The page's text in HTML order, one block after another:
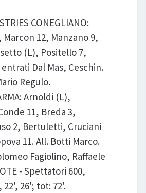
CONEGLIANO:
Marcon 12, Manzano 9,
(L), Positello 7,
Dal Mas, Ceschin.
Regulo.
Arnoldi (L),
11, Breda 3,
2, Bertuletti, Cruciani
11. All. Botti Marco.
Fagiolino, Raffaele
- Spettatori 600,
22', 26'; tot: 72'.